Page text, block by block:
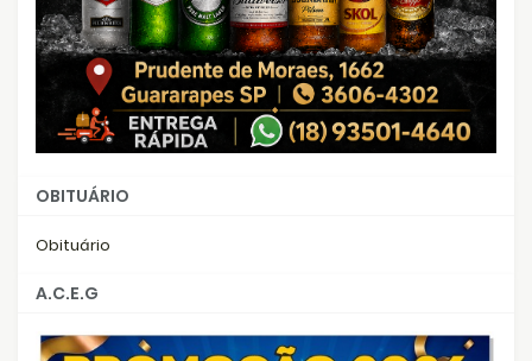
OBITUÁRIO
Obituário
A.C.E.G